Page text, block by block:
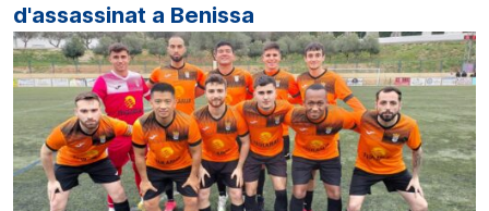
d'assassinat a Benissa